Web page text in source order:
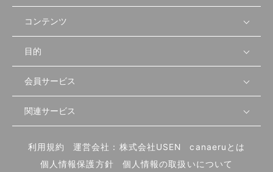
コンテンツ
無料開業相談
セミナー情報
セミナー動画
物件を探す
首都圏
北海道
先輩開業者の声
開業・経営に関する記事
目的
店舗運営
物件
内装・設備
食材・仕入れ
会員サービス
会員登録
ログイン
関連サービス
飲食店サクセスガイド（外部サイト）
利用規約 運営会社：株式会社USEN
canaeruとは
個人情報保護方針
個人情報の取扱いについて